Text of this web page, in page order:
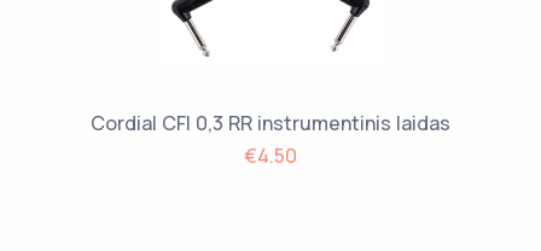
Cordial CFI 0,3 RR instrumentinis laidas
€4.50